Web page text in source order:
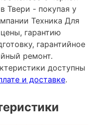
Твери - покупая у
Техника Для
гарантию
гарантийное
ремонт.
доступны
и доставке.